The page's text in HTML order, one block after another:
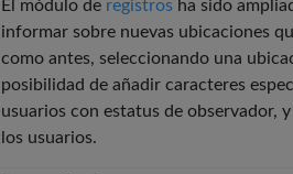
El módulo de registros ha sido
informar sobre nuevas ubicaciones
como antes, seleccionando una
posibilidad de añadir caracteres
usuarios con estatus de observador,
los usuarios.